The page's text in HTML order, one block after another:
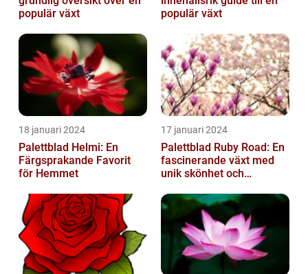
populär växt
populär växt
18 januari 2024
Palettblad Helmi: En
Färgsprakande Favorit
för Hemmet
17 januari 2024
Palettblad Ruby Road: En
fascinerande växt med
unik skönhet och